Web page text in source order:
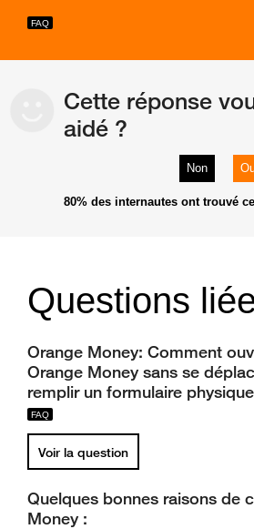
Cette réponse
aidé ?
Non
80% des internautes ont trouvé
Questions
Orange Money: Comment
Orange Money sans se
remplir un formulaire physique
Voir la question
Quelques bonnes raisons de
Money :